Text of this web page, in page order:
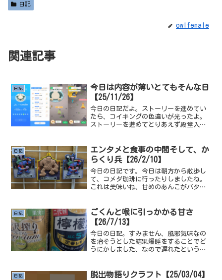
日記
owlfemale
関連記事
日記
今日は内容が薄いとてもそんな日
【25/11/26】
今日の日記だよ。ストーリーを進めてい
たら、コイキングの色違いが光ったよ。
ストーリーを進めてとりあえず殿堂入り
な、とりあえず厳選をしてる４ROMにはマ
スボを用意できたか...
日記
エンタメと食事の中間そして、か
らくり兵【26/2/10】
今日の日記です。今日は朝方から散歩し
て、コメダ珈琲に行ったりしましたね。
これは美味いね、甘めのあんこがバター
ヒーとかと食べるのがいいね。でもやっ
ぱり、コメダは量が多いね...
日記
ごくんと喉に引っかかる甘さ
【26/7/13】
今日の日記。すみません、風邪気味なの
を治そうとした結果爆睡をすることでど
うにかしました、なので遅れたというわ
ど、歯医者のとこだけ別の用事と重なっ
日記 脱出物語りクラフト【25/03/04】